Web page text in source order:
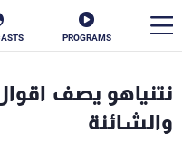
PROGRAMS
نتنياهو يصف
والشائنة
الأخبار